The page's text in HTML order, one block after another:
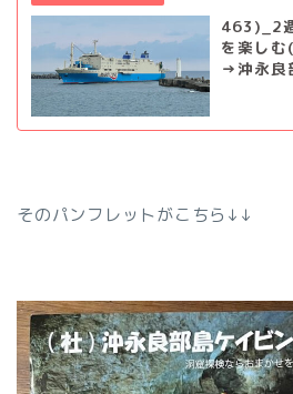
463)_2
を楽し
→沖永良
そのパンフレットがこちら↓↓